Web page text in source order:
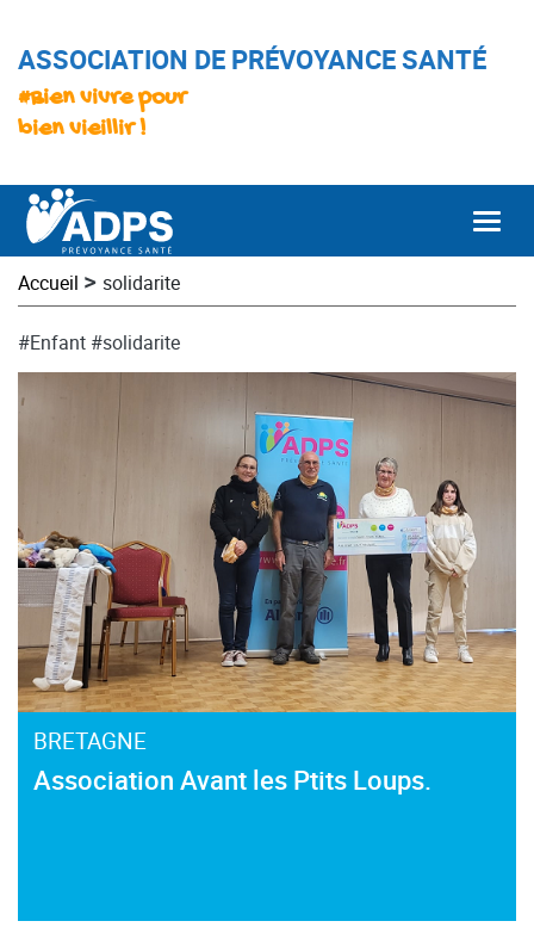
ASSOCIATION DE PRÉVOYANCE SANTÉ
#Bien vivre pour
bien vieillir !
Accueil > solidarite
#Enfant #solidarite
BRETAGNE
Association Avant les Ptits Loups.